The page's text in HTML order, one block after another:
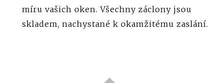
míru vašich oken. Všechny záclony jsou
skladem, nachystané k okamžitému zaslání.